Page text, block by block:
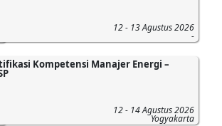
12 - 13 Agustus 2026
-
Kompetensi Manajer Energi –
12 - 14 Agustus 2026
Yogyakarta